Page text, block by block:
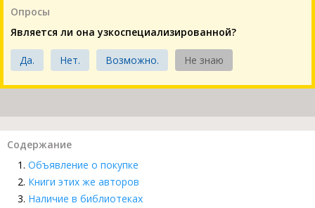
Опросы
Является ли она узкоспециализированной?
Да. Нет. Возможно. Не знаю
Содержание
Объявление о покупке
Книги этих же авторов
Наличие в библиотеках